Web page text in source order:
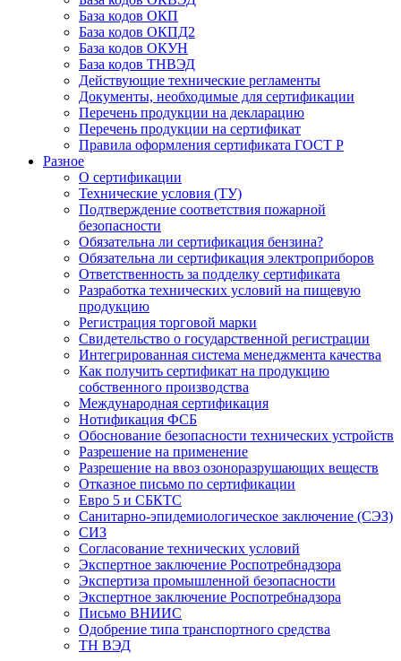
База кодов ОКП
База кодов ОКПД2
База кодов ОКУН
База кодов ТНВЭД
Действующие технические регламенты
Документы, необходимые для сертификации
Перечень продукции на декларацию
Перечень продукции на сертификат
Правила оформления сертификата ГОСТ Р
Разное
О сертификации
Технические условия (ТУ)
Подтверждение соответствия пожарной
безопасности
Обязательна ли сертификация бензина?
Обязательна ли сертификация электроприборов
Ответственность за подделку сертификата
Разработка технических условий на пищевую
продукцию
Регистрация торговой марки
Свидетельство о государственной регистрации
Интегрированная система менеджмента качества
Как получить сертификат на продукцию
собственного производства
Международная сертификация
Нотификация ФСБ
Обоснование безопасности технических устройств
Разрешение на применение
Разрешение на ввоз озоноразрушающих веществ
Отказное письмо по сертификации
Евро 5 и СБКТС
Санитарно-эпидемиологическое заключение (СЭЗ)
СИЗ
Согласование технических условий
Экспертное заключение Роспотребнадзора
Экспертиза промышленной безопасности
Экспертное заключение Роспотребнадзора
Письмо ВНИИС
Одобрение типа транспортного средства
ТН ВЭД